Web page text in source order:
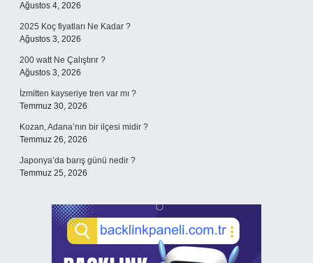
Ağustos 4, 2026
2025 Koç fiyatları Ne Kadar ?
Ağustos 3, 2026
200 watt Ne Çalıştırır ?
Ağustos 3, 2026
İzmitten kayseriye tren var mı ?
Temmuz 30, 2026
Kozan, Adana’nın bir ilçesi midir ?
Temmuz 26, 2026
Japonya’da barış günü nedir ?
Temmuz 25, 2026